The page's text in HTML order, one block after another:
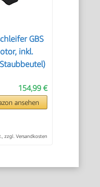
GBS
inkl.
154,99 €
ansehen
zzgl. Versandkosten